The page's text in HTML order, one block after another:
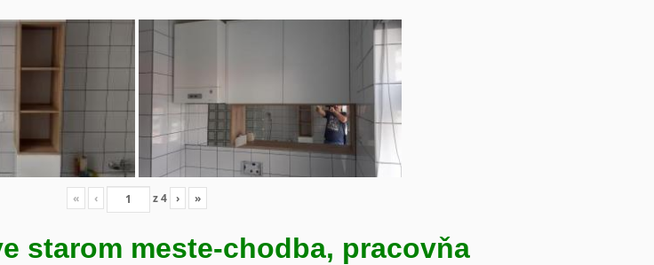
« ‹ z4 › »
starom meste-chodba, pracovňa